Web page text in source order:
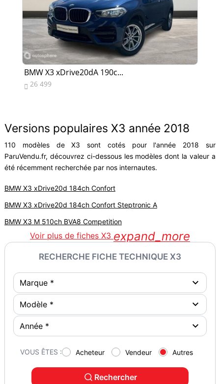
BMW X3 xDrive20dA 190c...
 26 499
Versions populaires X3 année 2018
110 modèles de X3 sont cotés pour l'année 2018 sur
ParuVendu.fr, découvrez ci-dessous les modèles dont la valeur a
été récemment recherchée par nos internautes.
BMW X3 xDrive20d 184ch Confort
BMW X3 xDrive20d 184ch Confort Steptronic A
BMW X3 M 510ch BVA8 Competition
Voir plus de fiches X3 expand_more
RECHERCHE FICHE TECHNIQUE X3
VOUS ÊTES : Acheteur Vendeur Autres
Rechercher